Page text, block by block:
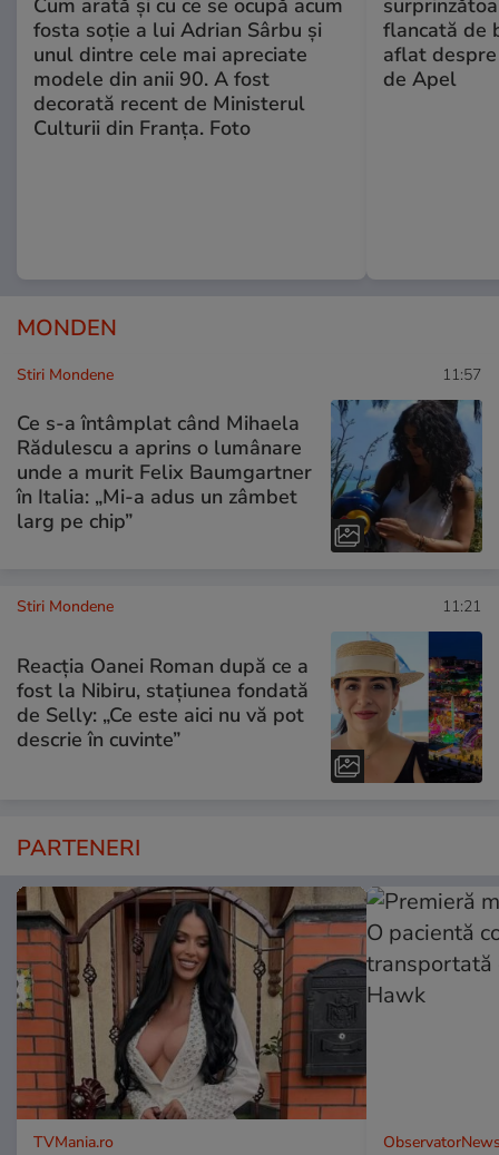
Cum arată și cu ce se ocupă acum
fosta soție a lui Adrian Sârbu și
unul dintre cele mai apreciate
modele din anii 90. A fost
decorată recent de Ministerul
Culturii din Franța. Foto
flancată de
aflat
de Apel
MONDEN
Stiri Mondene 11:57
Ce s-a întâmplat când Mihaela
Rădulescu a aprins o lumânare
unde a murit Felix Baumgartner
în Italia: „Mi-a adus un zâmbet
larg pe chip”
Stiri Mondene 11:21
Reacția Oanei Roman după ce a
fost la Nibiru, stațiunea fondată
de Selly: „Ce este aici nu vă pot
descrie în cuvinte”
PARTENERI
TVMania.ro